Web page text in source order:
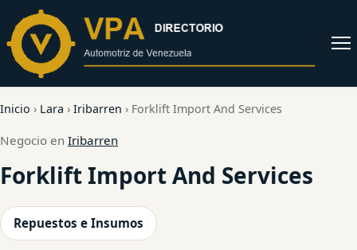
contenido
Abrir
Inicio › Lara › Iribarren › Forklift Import And Services
Negocio en Iribarren
Forklift Import And Services
Repuestos e Insumos